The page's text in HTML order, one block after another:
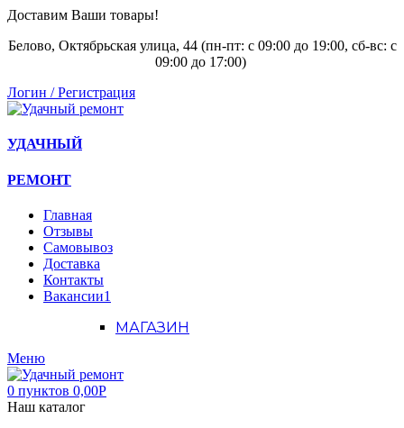
Доставим Ваши товары!
Белово, Октябрьская улица, 44 (пн-пт: с 09:00 до 19:00, сб-вс: с
09:00 до 17:00)
Логин / Регистрация
УДАЧНЫЙ
РЕМОНТ
Главная
Отзывы
Самовывоз
Доставка
Контакты
Вакансии1
МАГАЗИН
Меню
0 пунктов 0,00Р
Наш каталог